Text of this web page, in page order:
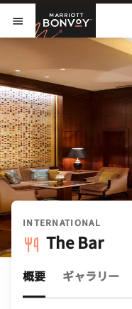
Skip to Content
メニューを開く
INTERNATIONAL
The Bar
概要 ギャラリー